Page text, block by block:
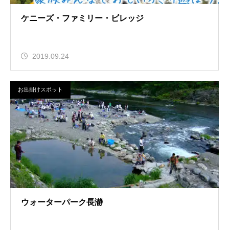
ケニーズ・ファミリー・ビレッジ
2019.09.24
お出掛けスポット
ウォーターパーク長瀞